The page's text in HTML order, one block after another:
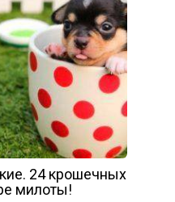
24 крошечных
милоты!